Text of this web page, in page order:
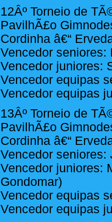
12Âº Torneio de
PavilhÃ£o
Cordinha â€“
Vencedor seniores:
Vencedor juniores:
Vencedor equipas
Vencedor equipas
13Âº Torneio de
PavilhÃ£o
Cordinha â€“
Vencedor seniores:
Vencedor juniores:
Gondomar)
Vencedor equipas
Vencedor equipas